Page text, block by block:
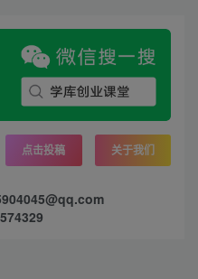
点击投稿 关于我们